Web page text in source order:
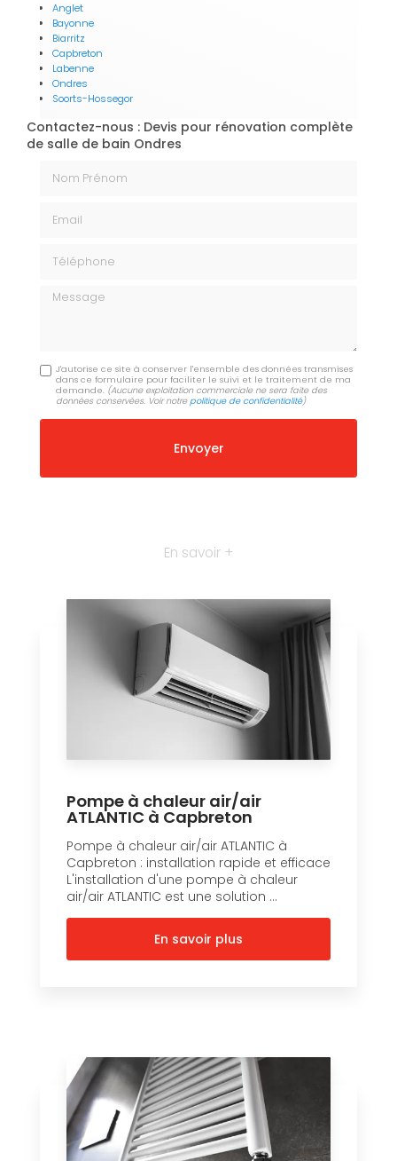
Anglet
Bayonne
Biarritz
Capbreton
Labenne
Ondres
Soorts-Hossegor
Contactez-nous : Devis pour rénovation complète
de salle de bain Ondres
Message
J'autorise ce site à conserver l'ensemble des données transmises
dans ce formulaire pour faciliter le suivi et le traitement de ma
demande. (Aucune exploitation commerciale ne sera faite des
données conservées. Voir notrepolitique de confidentialité)
En savoir +
Pompe à chaleur air/air
ATLANTIC à Capbreton
Pompe à chaleur air/air ATLANTIC à
Capbreton : installation rapide et efficace
L'installation d'une pompe à chaleur
air/air ATLANTIC est une solution ...
En savoir plus